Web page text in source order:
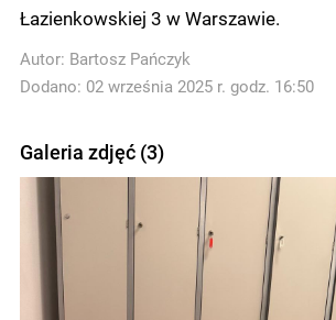
Łazienkowskiej 3 w Warszawie.
Autor: Bartosz Pańczyk
Dodano: 02 września 2025 r. godz. 16:50
Galeria zdjęć (3)